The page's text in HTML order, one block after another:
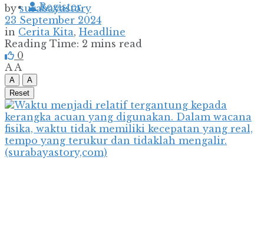
Register
by surabayastory
23 September 2024
in Cerita Kita, Headline
Reading Time: 2 mins read
0
A A
A
A
Reset